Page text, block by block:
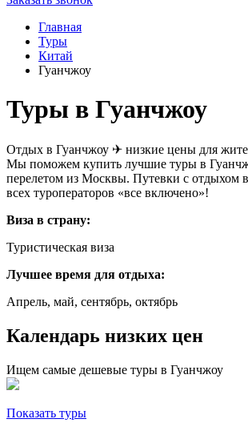
Главная
Туры
Китай
Гуанчжоу
Туры в Гуанчжоу
Отдых в Гуанчжоу ✈ низкие цены для
Мы поможем купить лучшие туры в
перелетом из Москвы. Путевки с отдыхом
всех туроператоров «все включено»!
Виза в страну:
Туристическая виза
Лучшее время для отдыха:
Апрель, май, сентябрь, октябрь
Календарь низких цен
Ищем самые дешевые туры в Гуанчжоу
Показать туры